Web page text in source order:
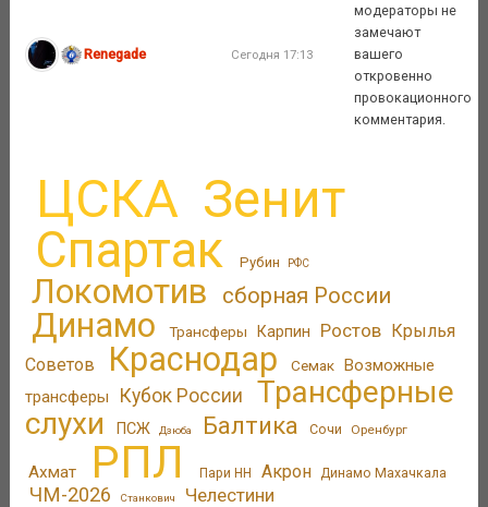
Renegade Сегодня 17:13
модераторы не
замечают
вашего
откровенно
провокационного
комментария.
ЦСКА Зенит
Спартак Рубин РФС
Локомотив сборная России
Динамо Трансферы Карпин Ростов Крылья
Советов
Краснодар Семак Возможные
трансферы
Кубок России
Трансферные
слухи
ПСЖ Дзюба Балтика Сочи Оренбург
Ахмат РПЛ Пари НН Акрон Динамо Махачкала
ЧМ-2026 Станкович Челестини